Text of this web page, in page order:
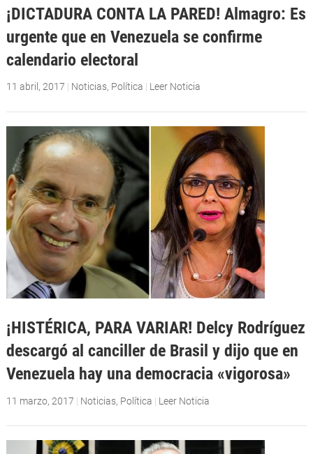
¡DICTADURA CONTA LA PARED! Almagro: Es
urgente que en Venezuela se confirme
calendario electoral
11 abril, 2017 | Noticias, Política | Leer Noticia
¡HISTÉRICA, PARA VARIAR! Delcy Rodríguez
descargó al canciller de Brasil y dijo que en
Venezuela hay una democracia «vigorosa»
11 marzo, 2017 | Noticias, Política | Leer Noticia